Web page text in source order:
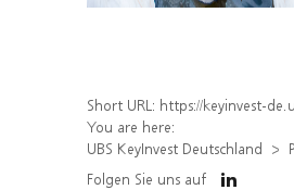
Short URL: https://keyinvest-de.ubs.com/produkt/
You are here:
UBS KeyInvest Deutschland
Folgen Sie uns auf